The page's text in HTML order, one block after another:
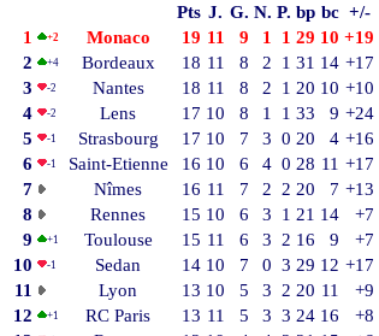
Pts J. G. N. P. bp bc +/-
1
+2 Monaco 19 11 9 1 1 29 10 +19
2
+4 Bordeaux 18 11 8 2 1 31 14 +17
3
-2 Nantes 18 11 8 2 1 20 10 +10
4
-2 Lens 17 10 8 1 1 33 9 +24
5
-1 Strasbourg 17 10 7 3 0 20 4 +16
6
-1 Saint-Etienne 16 10 6 4 0 28 11 +17
7
Nîmes 16 11 7 2 2 20 7 +13
8
Rennes 15 10 6 3 1 21 14
+7
9
+1 Toulouse 15 11 6 3 2 16 9
+7
10
-1 Sedan 14 10 7 0 3 29 12 +17
11
Lyon 13 10 5 3 2 20 11
+9
12
+1 RC Paris 13 11 5 3 3 24 16
+8